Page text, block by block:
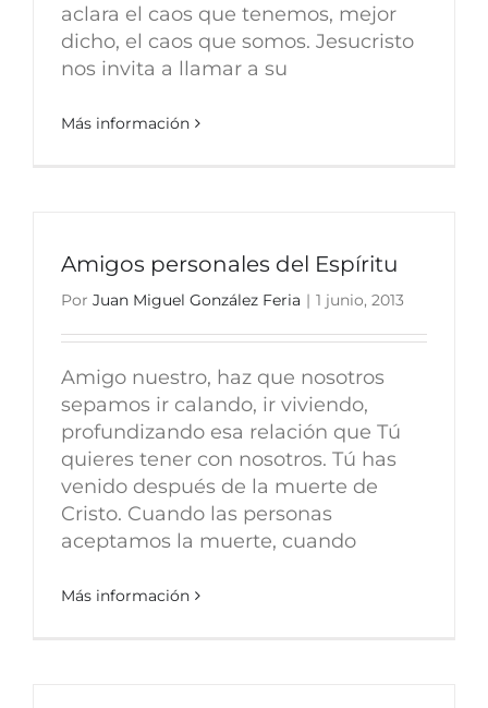
aclara el caos que tenemos, mejor
dicho, el caos que somos. Jesucristo
nos invita a llamar a su
Más información
Amigos personales del Espíritu
Por Juan Miguel González Feria | 1 junio, 2013
Amigo nuestro, haz que nosotros
sepamos ir calando, ir viviendo,
profundizando esa relación que Tú
quieres tener con nosotros. Tú has
venido después de la muerte de
Cristo. Cuando las personas
aceptamos la muerte, cuando
Más información